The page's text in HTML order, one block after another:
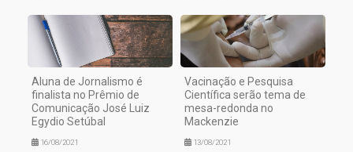
Aluna de Jornalismo é
finalista no Prêmio de
Comunicação José Luiz
Egydio Setúbal
16/08/2021
Vacinação e Pesquisa
Científica serão tema de
mesa-redonda no
Mackenzie
13/08/2021